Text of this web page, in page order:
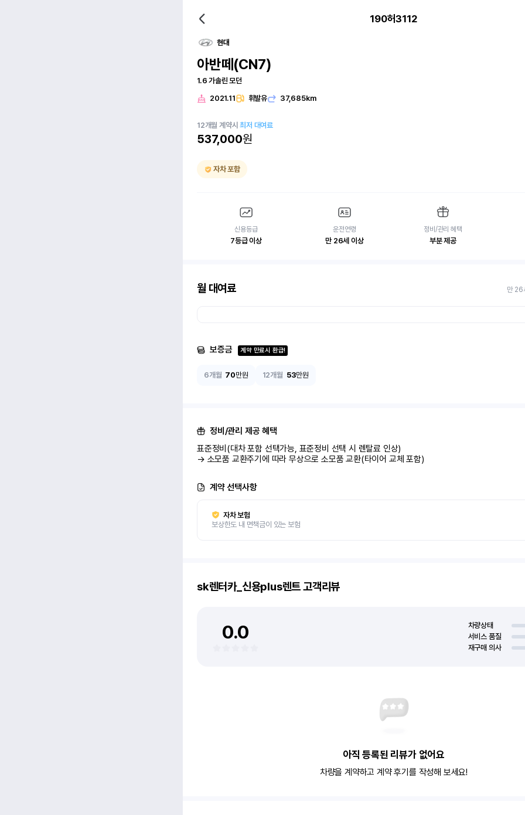
190허3112
현대
아반떼(CN7)
1.6 가솔린 모던
2021.11 휘발유 37,685km
12개월 계약시최저 대여료
537,000원
자차 포함
신용등급
7등급 이상
운전연령
만 26세 이상
정비/관리 혜택
부분 제공
월 대여료 만 26
보증금 계약 만료시 환급!
6개월 70만원 12개월 53만원
정비/관리 제공 혜택
표준정비(대차 포함 선택가능, 표준정비 선택 시 렌탈료 인상)
→ 소모품 교환주기에 따라 무상으로 소모품 교환(타이어 교체 포함)
계약 선택사항
자차 보험
보상한도 내 면책금이 있는 보험
sk렌터카_신용plus렌트고객리뷰
0.0 차량상태
서비스 품질
재구매 의사
아직 등록된 리뷰가 없어요
차량을 계약하고 계약 후기를 작성해 보세요!